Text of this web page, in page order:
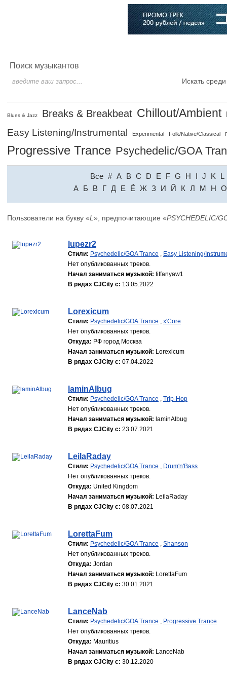
Поиск музыкантов
Искать
Blues & Jazz Breaks & Breakbeat Chillout/Ambient
Easy Listening/Instrumental Experimental Folk/Native/Classical
Progressive Trance Psychedelic/GOA
Все # A B C D E F G H I J K
L
A Б В Г Д Е Ё Ж З И Й К Л М Н О
Пользователи на букву «L », предпочитающие «PSYCHEDELIC/
lupezr2
Стили: Psychedelic/GOA Trance , Easy Listening/
Нет опубликованных треков.
Начал заниматься музыкой: tiffanyaw1
В рядах CJCity с: 13.05.2022
Lorexicum
Стили: Psychedelic/GOA Trance , x'Core
Нет опубликованных треков.
Откуда: РФ город Москва
Начал заниматься музыкой: Lorexicum
В рядах CJCity с: 07.04.2022
laminAlbug
Стили: Psychedelic/GOA Trance , Trip-Hop
Нет опубликованных треков.
Начал заниматься музыкой: laminAlbug
В рядах CJCity с: 23.07.2021
LeilaRaday
Стили: Psychedelic/GOA Trance , Drum'n'Bass
Нет опубликованных треков.
Откуда: United Kingdom
Начал заниматься музыкой: LeilaRaday
В рядах CJCity с: 08.07.2021
LorettaFum
Стили: Psychedelic/GOA Trance , Shanson
Нет опубликованных треков.
Откуда: Jordan
Начал заниматься музыкой: LorettaFum
В рядах CJCity с: 30.01.2021
LanceNab
Стили: Psychedelic/GOA Trance , Progressive Trance
Нет опубликованных треков.
Откуда: Mauritius
Начал заниматься музыкой: LanceNab
В рядах CJCity с: 30.12.2020